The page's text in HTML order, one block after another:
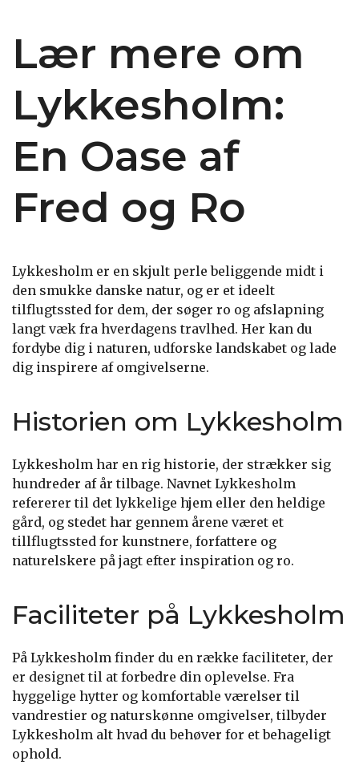
Lær mere om
Lykkesholm:
En Oase af
Fred og Ro
Lykkesholm er en skjult perle beliggende midt i
den smukke danske natur, og er et ideelt
tilflugtssted for dem, der søger ro og afslapning
langt væk fra hverdagens travlhed. Her kan du
fordybe dig i naturen, udforske landskabet og lade
dig inspirere af omgivelserne.
Historien om Lykkesholm
Lykkesholm har en rig historie, der strækker sig
hundreder af år tilbage. Navnet Lykkesholm
refererer til det lykkelige hjem eller den heldige
gård, og stedet har gennem årene været et
tillflugtssted for kunstnere, forfattere og
naturelskere på jagt efter inspiration og ro.
Faciliteter på Lykkesholm
På Lykkesholm finder du en række faciliteter, der
er designet til at forbedre din oplevelse. Fra
hyggelige hytter og komfortable værelser til
vandrestier og naturskønne omgivelser, tilbyder
Lykkesholm alt hvad du behøver for et behageligt
ophold.